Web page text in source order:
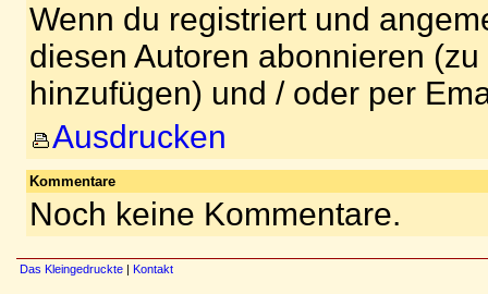
Wenn du registriert und
diesen Autoren abonnieren
hinzufügen) und / oder per
Ausdrucken
Kommentare
Noch keine Kommentare.
Das Kleingedruckte | Kontakt